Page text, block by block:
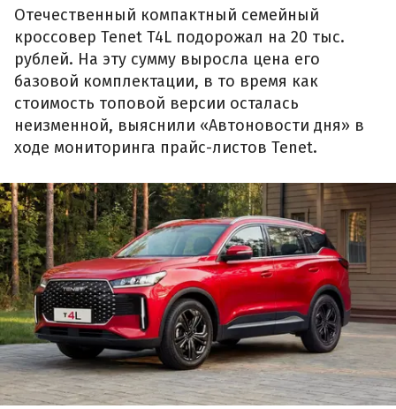
Отечественный компактный семейный
кроссовер Tenet T4L подорожал на 20 тыс.
рублей. На эту сумму выросла цена его
базовой комплектации, в то время как
стоимость топовой версии осталась
неизменной, выяснили «Автоновости дня» в
ходе мониторинга прайс-листов Tenet.